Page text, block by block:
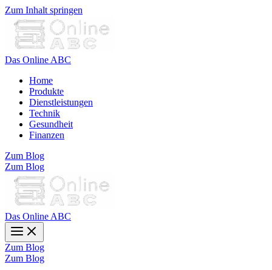
Zum Inhalt springen
Das Online ABC
Home
Produkte
Dienstleistungen
Technik
Gesundheit
Finanzen
Zum Blog
Zum Blog
Das Online ABC
Zum Blog
Zum Blog